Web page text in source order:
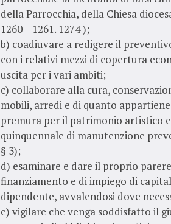
della Parrocchia, della Chiesa
1260 – 1261. 1274 );
b) coadiuvare a redigere il
con i relativi mezzi di copertura
uscita per i vari ambiti;
c) collaborare alla cura,
mobili, arredi e di quanto
premura per il patrimonio artistico
quinquennale di manutenzione
§ 3);
d) esaminare e dare il proprio
finanziamento e di impiego di
dipendente, avvalendosi dove
e) vigilare che venga soddisfatto il